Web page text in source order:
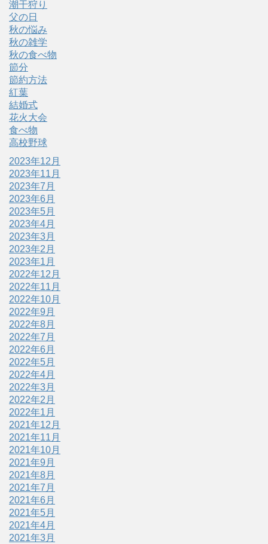
潮干狩り
父の日
秋の悩み
秋の雑学
秋の食べ物
節分
節約方法
紅葉
結婚式
花火大会
食べ物
高校野球
2023年12月
2023年11月
2023年7月
2023年6月
2023年5月
2023年4月
2023年3月
2023年2月
2023年1月
2022年12月
2022年11月
2022年10月
2022年9月
2022年8月
2022年7月
2022年6月
2022年5月
2022年4月
2022年3月
2022年2月
2022年1月
2021年12月
2021年11月
2021年10月
2021年9月
2021年8月
2021年7月
2021年6月
2021年5月
2021年4月
2021年3月